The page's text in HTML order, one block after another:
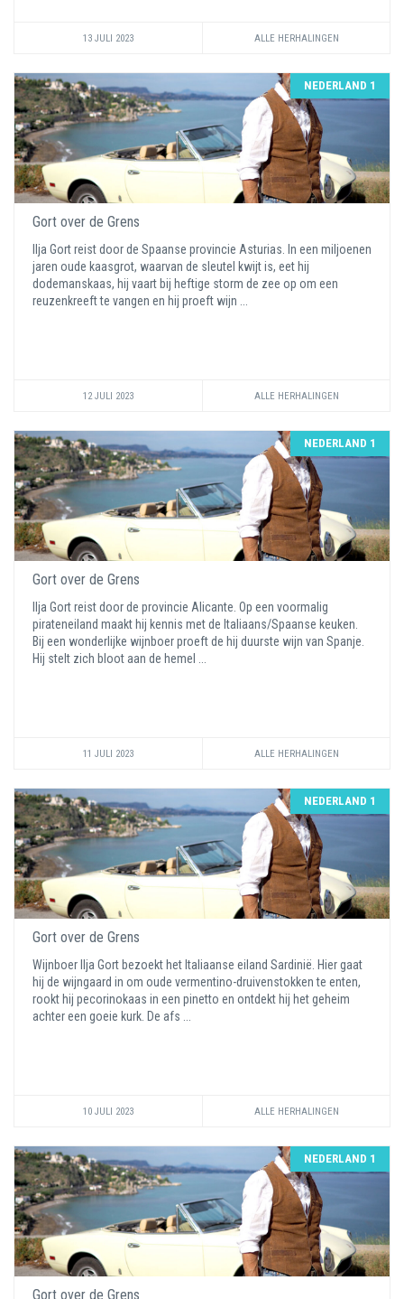
13 JULI 2023 ALLE HERHALINGEN
NEDERLAND 1
Gort over de Grens
Ilja Gort reist door de Spaanse provincie Asturias. In een miljoenen
jaren oude kaasgrot, waarvan de sleutel kwijt is, eet hij
dodemanskaas, hij vaart bij heftige storm de zee op om een
reuzenkreeft te vangen en hij proeft wijn ...
12 JULI 2023 ALLE HERHALINGEN
NEDERLAND 1
Gort over de Grens
Ilja Gort reist door de provincie Alicante. Op een voormalig
pirateneiland maakt hij kennis met de Italiaans/Spaanse keuken.
Bij een wonderlijke wijnboer proeft de hij duurste wijn van Spanje.
Hij stelt zich bloot aan de hemel ...
11 JULI 2023 ALLE HERHALINGEN
NEDERLAND 1
Gort over de Grens
Wijnboer Ilja Gort bezoekt het Italiaanse eiland Sardinië. Hier gaat
hij de wijngaard in om oude vermentino-druivenstokken te enten,
rookt hij pecorinokaas in een pinetto en ontdekt hij het geheim
achter een goeie kurk. De afs ...
10 JULI 2023 ALLE HERHALINGEN
NEDERLAND 1
Gort over de Grens